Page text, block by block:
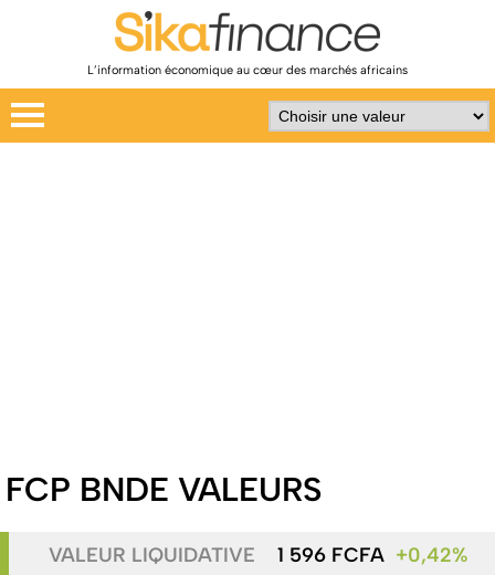
L’information économique au cœur des marchés africains
FCP BNDE VALEURS
VALEUR LIQUIDATIVE 1 596 FCFA +0,42%